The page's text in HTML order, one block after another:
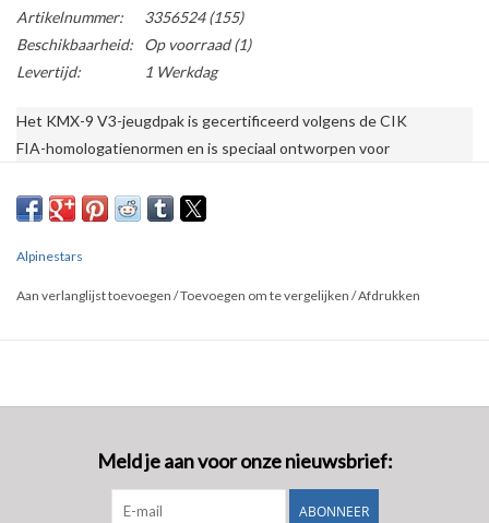
Artikelnummer:
3356524 (155)
Beschikbaarheid:
Op voorraad(1)
Levertijd:
1 Werkdag
Het KMX-9 V3-jeugdpak is gecertificeerd volgens de CIK
FIA-homologatienormen en is speciaal ontworpen voor
en levendige kleurstellingen voor racers op instap- en gemiddeld
bescherming en lichtheid. Dit pak heeft ook een voering van
Alpinestars
Aan verlanglijst toevoegen /Toevoegen om te vergelijken /Afdrukken
Meld je aan voor onze nieuwsbrief:
ABONNEER